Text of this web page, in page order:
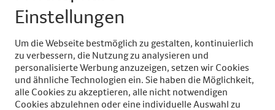
info@transgourmet.ch
Select
language
Folgen Sie uns auf